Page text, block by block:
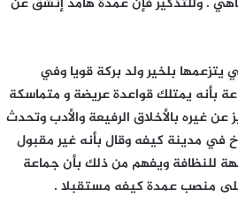
يتزعمها بلخير ولد بركة قويا وفي
بأنه يمتلك قواعدة عريضة و متماسكة
غيره بالأخلاق الرفيعة والأدب وتحدث
في مدينة كيفه وقال بأنه غير مقبول
للنظافة ويفهم من ذلك بأن جماعة
منصب عمدة كيفه مستقبلا .